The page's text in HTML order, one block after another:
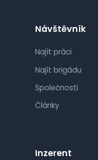
Návštěvník
Najít práci
Najít brigádu
Společnosti
Články
Inzerent